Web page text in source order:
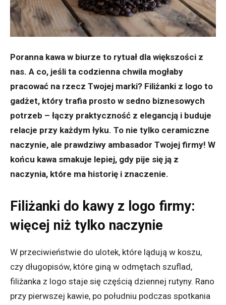
Poranna kawa w biurze to rytuał dla większości z
nas. A co, jeśli ta codzienna chwila mogłaby
pracować na rzecz Twojej marki? Filiżanki z logo to
gadżet, który trafia prosto w sedno biznesowych
potrzeb – łączy praktyczność z elegancją i buduje
relacje przy każdym łyku. To nie tylko ceramiczne
naczynie, ale prawdziwy ambasador Twojej firmy! W
końcu kawa smakuje lepiej, gdy pije się ją z
naczynia, które ma historię i znaczenie.
Filiżanki do kawy z logo firmy:
więcej niż tylko naczynie
W przeciwieństwie do ulotek, które lądują w koszu,
czy długopisów, które giną w odmętach szuflad,
filiżanka z logo staje się częścią dziennej rutyny. Rano
przy pierwszej kawie, po południu podczas spotkania